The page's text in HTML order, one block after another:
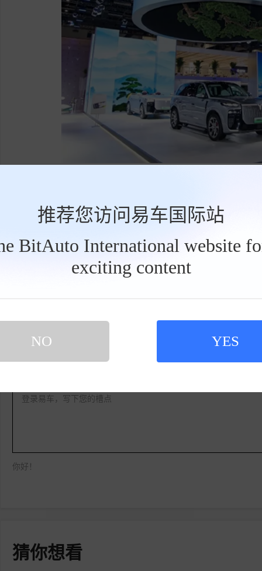
推荐您访问易车国际站
BitAuto International website
exciting content
NO YES
点赞
网友评论
登录易车，写下您的槽点
你好！
猜你想看